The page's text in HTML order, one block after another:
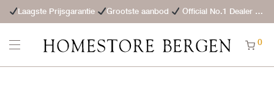
Laagste Prijsgarantie Grootste aanbod Official No.1 Dealer
0